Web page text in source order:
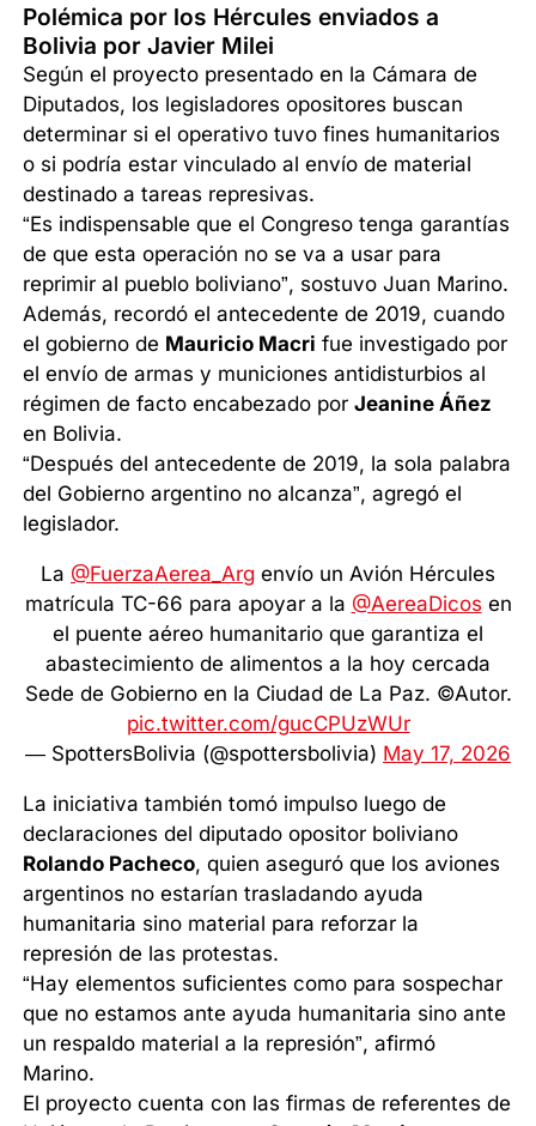
Polémica por los Hércules enviados a
Bolivia por Javier Milei
Según el proyecto presentado en la Cámara de
Diputados, los legisladores opositores buscan
determinar si el operativo tuvo fines humanitarios
o si podría estar vinculado al envío de material
destinado a tareas represivas.
“Es indispensable que el Congreso tenga garantías
de que esta operación no se va a usar para
reprimir al pueblo boliviano”, sostuvo Juan Marino.
Además, recordó el antecedente de 2019, cuando
el gobierno de Mauricio Macri fue investigado por
el envío de armas y municiones antidisturbios al
régimen de facto encabezado porJeanine Áñez
en Bolivia.
“Después del antecedente de 2019, la sola palabra
del Gobierno argentino no alcanza”, agregó el
legislador.
La @FuerzaAerea_Arg envío un Avión Hércules
matrícula TC-66 para apoyar a la @AereaDicos en
el puente aéreo humanitario que garantiza el
abastecimiento de alimentos a la hoy cercada
Sede de Gobierno en la Ciudad de La Paz. ©Autor.
pic.twitter.com/gucCPUzWUr
— SpottersBolivia (@spottersbolivia) May 17, 2026
La iniciativa también tomó impulso luego de
declaraciones del diputado opositor boliviano
Rolando Pacheco, quien aseguró que los aviones
argentinos no estarían trasladando ayuda
humanitaria sino material para reforzar la
represión de las protestas.
“Hay elementos suficientes como para sospechar
que no estamos ante ayuda humanitaria sino ante
un respaldo material a la represión”, afirmó
Marino.
El proyecto cuenta con las firmas de referentes de